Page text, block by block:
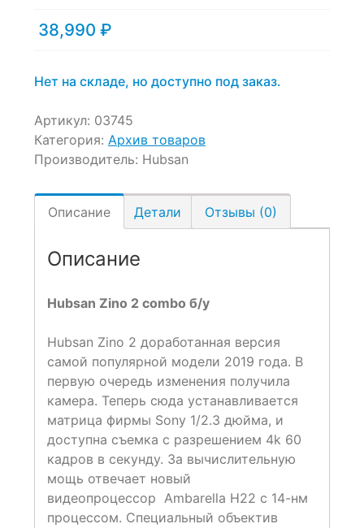
38,990 ₽
Нет на складе, но доступно под заказ.
Артикул: 03745
Категория: Архив товаров
Производитель: Hubsan
Описание Детали Отзывы (0)
Описание
Hubsan Zino 2 combo б/у
Hubsan Zino 2 доработанная версия
самой популярной модели 2019 года. В
первую очередь изменения получила
камера. Теперь сюда устанавливается
матрица фирмы Sony 1/2.3 дюйма, и
доступна съемка с разрешением 4k 60
кадров в секунду. За вычислительную
мощь отвечает новый
видеопроцессор Ambarella H22 с 14-нм
процессом. Специальный объектив